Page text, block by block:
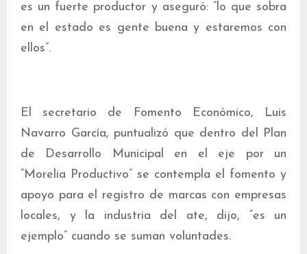
es un fuerte productor y aseguró: “lo que sobra
en el estado es gente buena y estaremos con
ellos”.
El secretario de Fomento Económico, Luis
Navarro García, puntualizó que dentro del Plan
de Desarrollo Municipal en el eje por un
“Morelia Productivo” se contempla el fomento y
apoyo para el registro de marcas con empresas
locales, y la industria del ate, dijo, “es un
ejemplo” cuando se suman voluntades.